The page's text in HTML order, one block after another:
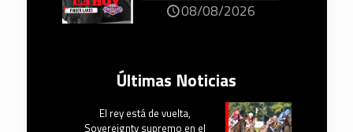
08/08/2026
Últimas Noticias
El rey está de vuelta,
Sovereignty supremo en el